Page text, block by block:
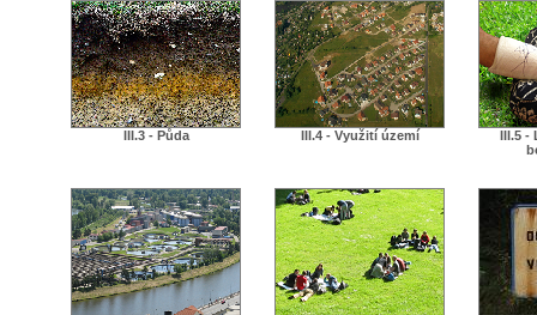
III.3 - Půda III.4 - Využití území
III.5